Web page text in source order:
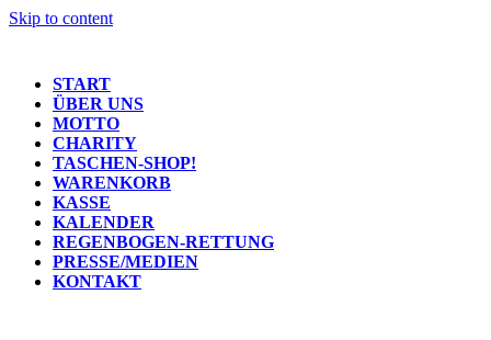
Skip to content
START
ÜBER UNS
MOTTO
CHARITY
TASCHEN-SHOP!
WARENKORB
KASSE
KALENDER
REGENBOGEN-RETTUNG
PRESSE/MEDIEN
KONTAKT